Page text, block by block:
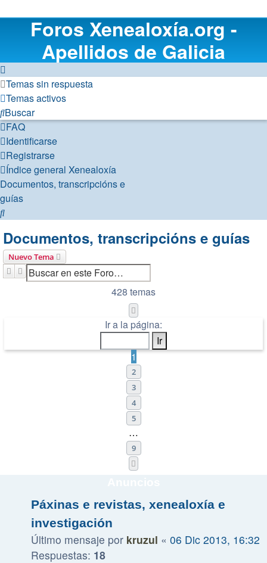
Foros Xenealoxía.org -
Apellidos de Galicia
Temas sin respuesta
Temas activos
Buscar
FAQ
Identificarse
Registrarse
Índice general Xenealoxía
Documentos, transcripcións e
guías
Buscar
Documentos, transcripcións e guías
Nuevo Tema
BuscarBúsqueda avanzada
428 temas
Ir a la página:
1
2
3
4
5
…
9
Páxinas e revistas, xenealoxía e
investigación
Último mensaje por kruzul « 06 Dic 2013, 16:32
Respuestas: 18